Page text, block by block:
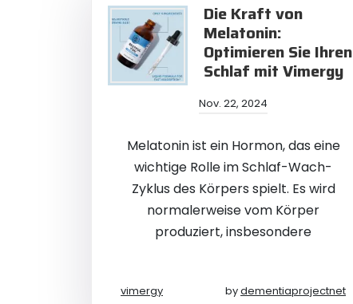
Die Kraft von
Melatonin:
Optimieren Sie Ihren
Schlaf mit Vimergy
Nov. 22, 2024
Melatonin ist ein Hormon, das eine
wichtige Rolle im Schlaf-Wach-
Zyklus des Körpers spielt. Es wird
normalerweise vom Körper
produziert, insbesondere
vimergy bydementiaprojectnet